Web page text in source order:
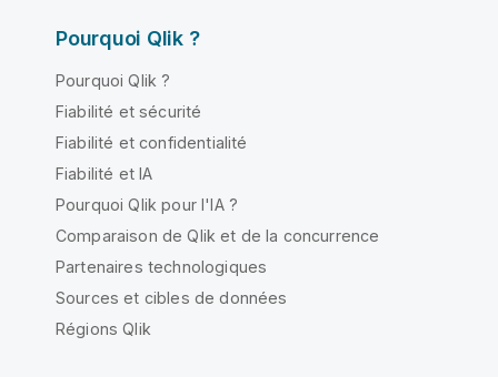
Pourquoi Qlik ?
Pourquoi Qlik ?
Fiabilité et sécurité
Fiabilité et confidentialité
Fiabilité et IA
Pourquoi Qlik pour l'IA ?
Comparaison de Qlik et de la concurrence
Partenaires technologiques
Sources et cibles de données
Régions Qlik